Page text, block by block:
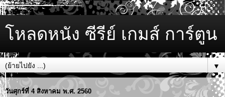
โหลดหนัง ซีรีย์ เกมส์ การ์ตูน
▼
วันศุกร์ที่ 4 สิงหาคม พ.ศ. 2560